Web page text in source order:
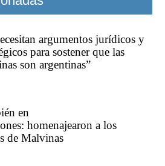
argumentos jurídicos y
para sostener que las
son argentinas”
en
homenajearon a los
de Malvinas